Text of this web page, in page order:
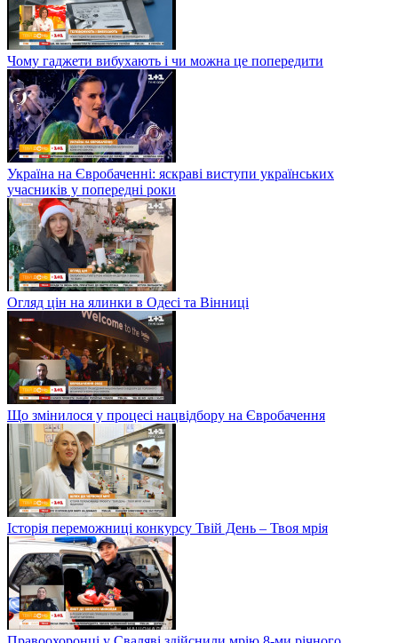
Чому гаджети вибухають і чи можна це попередити
Україна на Євробаченні: яскраві виступи українських
учасників у попередні роки
Огляд цін на ялинки в Одесі та Вінниці
Що змінилося у процесі нацвідбору на Євробачення
Історія переможниці конкурсу Твій День – Твоя мрія